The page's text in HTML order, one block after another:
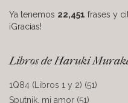
Ya tenemos 22,451 frases y
¡Gracias!
Libros de Haruki
1Q84 (Libros 1 y 2) (51)
Sputnik, mi amor (51)